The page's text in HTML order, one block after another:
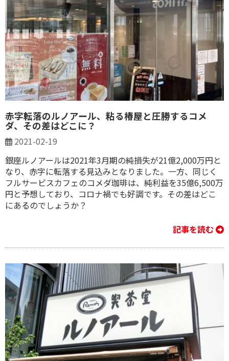
赤字転落のルノアール、粘る椿屋と圧勝するコメ
ダ、その差はどこに？
2021-02-19
銀座ルノアールは2021年3月期の純損失が21億2,000万円と
なり、赤字に転落する見込みとなりました。一方、同じく
フルサービスカフェのコメダ珈琲は、純利益を35億6,500万
円と予想しており、コロナ禍でも好調です。その差はどこ
にあるのでしょうか？
記事を読む